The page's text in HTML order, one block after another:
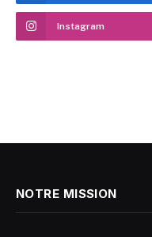
Instagram
NOTRE MISSION